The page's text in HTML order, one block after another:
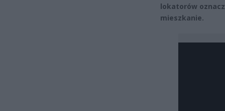
lokatorów
mieszkanie.